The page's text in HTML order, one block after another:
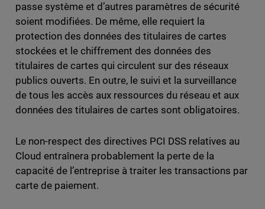
passe système et d’autres paramètres de sécurité
soient modifiées. De même, elle requiert la
protection des données des titulaires de cartes
stockées et le chiffrement des données des
titulaires de cartes qui circulent sur des réseaux
publics ouverts. En outre, le suivi et la surveillance
de tous les accès aux ressources du réseau et aux
données des titulaires de cartes sont obligatoires.
Le non-respect des directives PCI DSS relatives au
Cloud entraînera probablement la perte de la
capacité de l’entreprise à traiter les transactions par
carte de paiement.